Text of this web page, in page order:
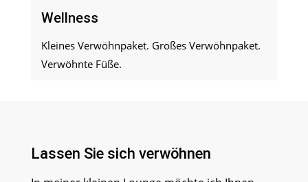
Wellness
Kleines Verwöhnpaket. Großes Verwöhnpaket.
Verwöhnte Füße.
Lassen Sie sich verwöhnen